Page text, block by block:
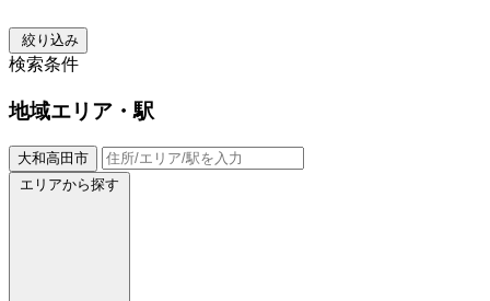
絞り込み
検索条件
地域エリア・駅
大和高田市
エリアから探す